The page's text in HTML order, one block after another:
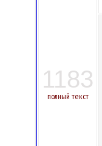
1183
полный текст